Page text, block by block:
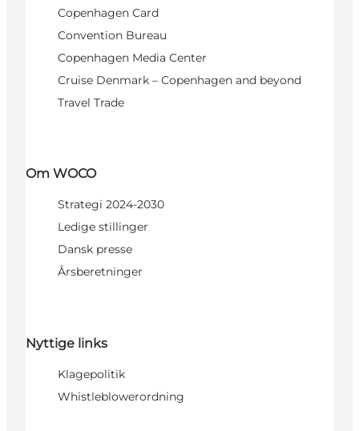
Copenhagen Card
Convention Bureau
Copenhagen Media Center
Cruise Denmark – Copenhagen and beyond
Travel Trade
Om WOCO
Strategi 2024-2030
Ledige stillinger
Dansk presse
Årsberetninger
Nyttige links
Klagepolitik
Whistleblowerordning